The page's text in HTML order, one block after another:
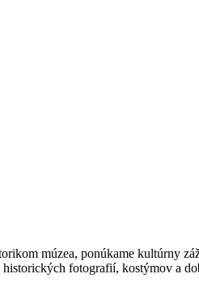
múzea, ponúkame kultúrny
fotografií, kostýmov a